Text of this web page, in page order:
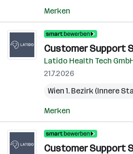
Merken
Customer Support
Latido Health Tech
21.7.2026
Wien 1. Bezirk (Innere
Merken
Customer Support